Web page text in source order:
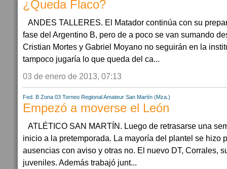
¿Queda Flaco?
ANDES TALLERES. El Matador continúa con su
fase del Argentino B, pero de a poco se van sumando
Cristian Mortes y Gabriel Moyano no seguirán en la
tampoco jugaría lo que queda del ca...
03 de enero de 2013, 07:13
Fed. B Zona 03 Torneo Regional Amateur San Martín (Mza.)
Empezó a moverse el León
ATLÉTICO SAN MARTÍN. Luego de retrasarse una
inicio a la pretemporada. La mayoría del plantel se hizo
ausencias con aviso y otras no. El nuevo DT, Corrales,
juveniles. Además trabajó junt...